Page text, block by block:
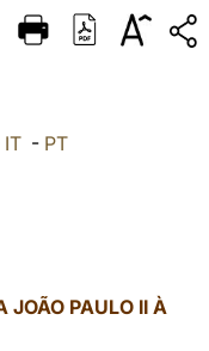
ITALIANO
中文
IT - PT
JOÃO PAULO II À